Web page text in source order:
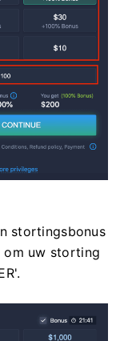
stortingsbonus
om uw storting